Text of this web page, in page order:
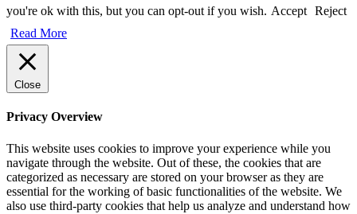
you're ok with this, but you can opt-out if you wish. Accept Reject
Read More
Close
Privacy Overview
This website uses cookies to improve your experience while you
navigate through the website. Out of these, the cookies that are
categorized as necessary are stored on your browser as they are
essential for the working of basic functionalities of the website. We
also use third-party cookies that help us analyze and understand how